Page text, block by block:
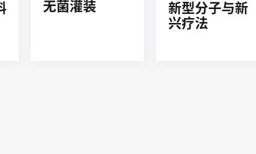
无菌灌装
新型分子与新
兴疗法